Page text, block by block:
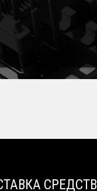
СРЕДСТВ